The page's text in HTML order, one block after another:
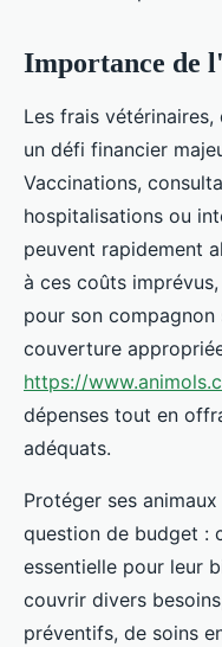
Importance de
Les frais
un défi financier
Vaccinations,
hospitalisations ou
peuvent rapidement
à ces coûts
pour son compagnon
couverture
https://
dépenses tout en
adéquats.
Protéger ses
question de budget :
essentielle pour leur
couvrir divers
préventifs, de soins